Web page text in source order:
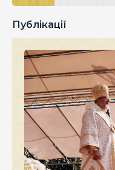
Публікації